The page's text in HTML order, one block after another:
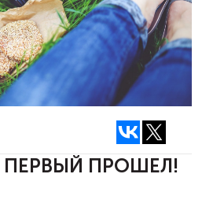
ПЕРВЫЙ ПРОШЕЛ!